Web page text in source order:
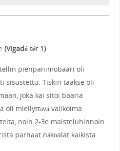
(Vigadó tér 1)
pienpanimobaari oli
sisustettu. Tiskin taakse oli
joka kai sitoi baaria
oli miellyttävä valikoima
noin 2-3e maisteluhinnoin.
parhaat näköalat kaikista